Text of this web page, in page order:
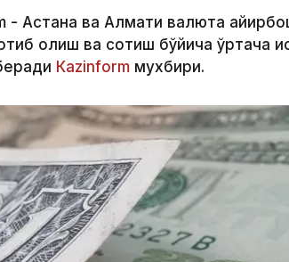
- Астана ва Алмати валюта
олиш ва сотиш бўйича ўртача
Кazinform мухбири.